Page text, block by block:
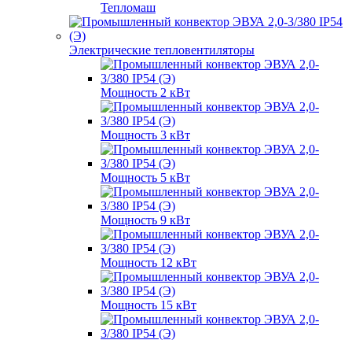
Тепломаш
Электрические тепловентиляторы
Мощность 2 кВт
Мощность 3 кВт
Мощность 5 кВт
Мощность 9 кВт
Мощность 12 кВт
Мощность 15 кВт